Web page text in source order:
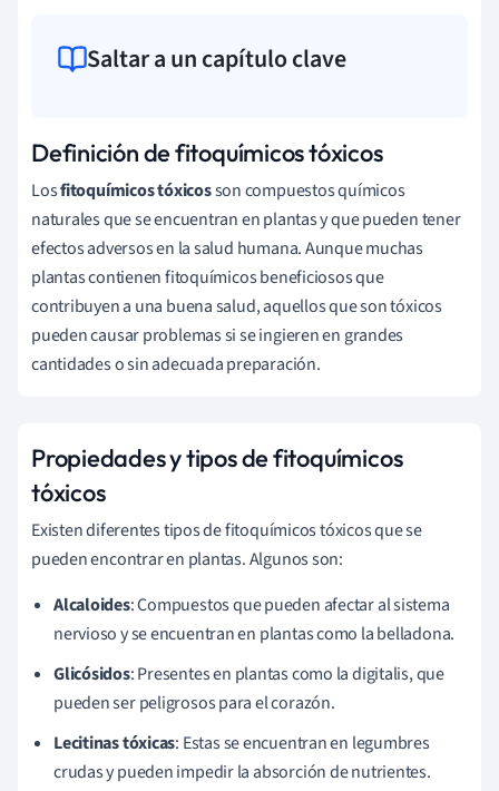
Saltar a un capítulo clave
Definición de fitoquímicos tóxicos
Losfitoquímicos tóxicosson compuestos químicos
naturales que se encuentran en plantas y que pueden tener
efectos adversos en la salud humana. Aunque muchas
plantas contienen fitoquímicos beneficiosos que
contribuyen a una buena salud, aquellos que son tóxicos
pueden causar problemas si se ingieren en grandes
cantidades o sin adecuada preparación.
Propiedades y tipos de fitoquímicos
tóxicos
Existen diferentes tipos de fitoquímicos tóxicos que se
pueden encontrar en plantas. Algunos son:
Alcaloides: Compuestos que pueden afectar al sistema
nervioso y se encuentran en plantas como la belladona.
Glicósidos: Presentes en plantas como la digitalis, que
pueden ser peligrosos para el corazón.
Lecitinas tóxicas: Estas se encuentran en legumbres
crudas y pueden impedir la absorción de nutrientes.